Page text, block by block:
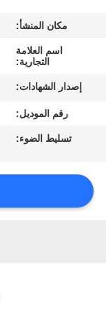
جودة
اتصل
أخبار
حالات
مكان المنشأ:
اسم العلامة
التجارية:
إصدار الشهادات:
رقم الموديل:
تسليط الضوء: